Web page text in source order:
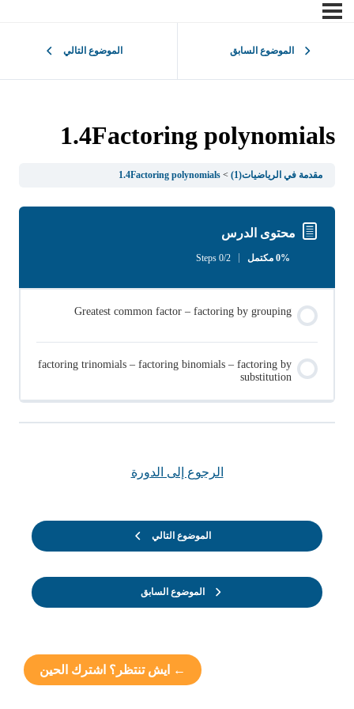
الموضوع السابق الموضوع التالي
1.4Factoring polynomials
مقدمة في الرياضيات(1) 1.4Factoring polynomials
محتوى الدرس
0% مكتمل 0/2 Steps
Greatest common factor – factoring by grouping
factoring trinomials – factoring binomials – factoring by
substitution
الموضوع السابق
الرجوع إلى الدورة
الموضوع التالي
← ايش تنتظر؟ اشترك الحين